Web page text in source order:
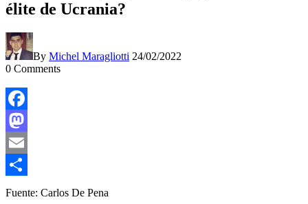
élite de Ucrania?
By Michel Maragliotti 24/02/2022
0 Comments
Facebook
Mastodon
Email
Compartir
Fuente: Carlos De Pena